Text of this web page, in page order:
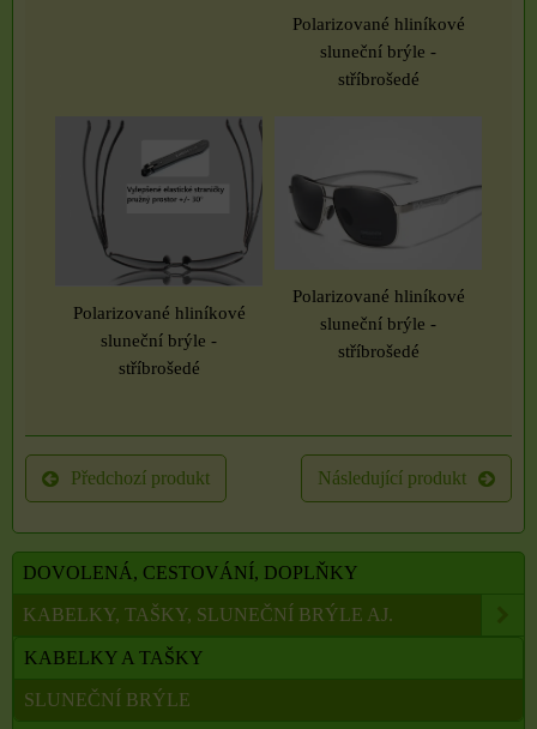
Polarizované hliníkové
sluneční brýle -
stříbrošedé
Polarizované hliníkové
sluneční brýle -
stříbrošedé
Polarizované hliníkové
sluneční brýle -
stříbrošedé
Předchozí produkt Následující produkt
DOVOLENÁ, CESTOVÁNÍ, DOPLŇKY
KABELKY, TAŠKY, SLUNEČNÍ BRÝLE AJ.
KABELKY A TAŠKY
SLUNEČNÍ BRÝLE